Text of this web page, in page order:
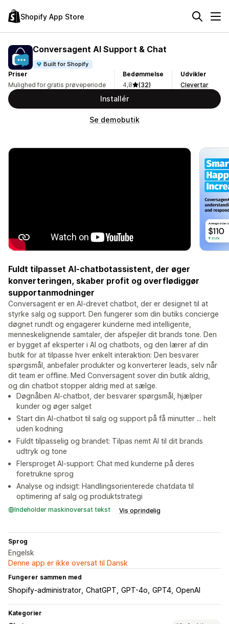
Shopify App Store
Conversagent AI Support & Chat
Built for Shopify
Priser
Mulighed for gratis prøveperiode
Bedømmelse
4,8
(32)
Udvikler
Clevertar
Installér
Se demobutik
Fuldt tilpasset AI-chatbotassistent, der øger
konverteringen, skaber profit og overflødiggør
supportanmodninger
Conversagent er en AI-drevet chatbot, der er designet til at
styrke salg og support. Den fungerer som din butiks concierge
døgnet rundt og engagerer kunderne med intelligente,
menneskelignende samtaler, der afspejler dit brands tone. Den
er bygget af eksperter i AI og chatbots, og den lærer af din
butik for at tilpasse hver enkelt interaktion: Den besvarer
spørgsmål, anbefaler produkter og konverterer leads, selv når
dit team er offline. Med Conversagent sover din butik aldrig,
og din chatbot stopper aldrig med at sælge.
Døgnåben AI-chatbot, der besvarer spørgsmål, hjælper
kunder og øger salget
Start din AI-chatbot til salg og support på få minutter ... helt
uden kodning
Fuldt tilpasselig og brandet: Tilpas nemt AI til dit brands
udtryk og tone
Flersproget AI-support: Chat med kunderne på deres
foretrukne sprog
Analyse og indsigt: Handlingsorienterede chatdata til
optimering af salg og produktstrategi
Indeholder maskinoversat tekst Vis oprindelig
Sprog
Engelsk
Denne app er ikke oversat til Dansk
Fungerer sammen med
Shopify-administrator ChatGPT GPT-4o GPT4 OpenAI
Kategorier